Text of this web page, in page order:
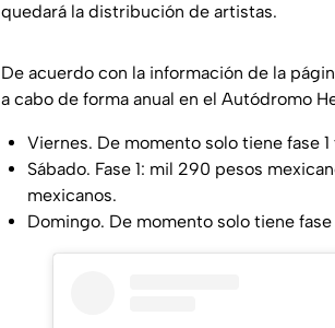
quedará la distribución de artistas.
De acuerdo con la información de la
a cabo de forma anual en el Autódromo
Viernes. De momento solo tiene fase
Sábado. Fase 1: mil 290 pesos
mexicanos.
Domingo. De momento solo tiene